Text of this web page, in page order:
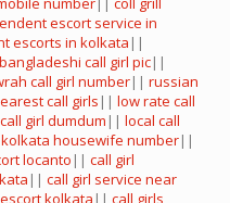
escort service in
escorts in kolkata ||
bangladeshi call girl pic||
call girl number|| russian
call girls || low rate call
call girl dumdum || local call
kolkata housewife number||
locanto || call girl
|| call girl service near
kolkata || call girls